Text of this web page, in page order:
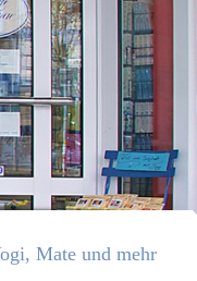
Mate und mehr